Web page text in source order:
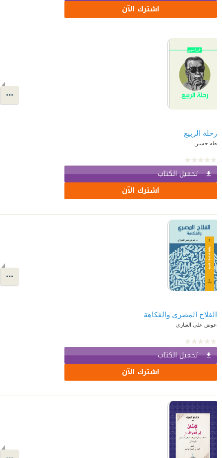
اشترك الآن
رحلة الربيع
طه حسين
تحميل الكتاب
اشترك الآن
الفلاح المصري والفكاهة
عوض على الغباري
تحميل الكتاب
اشترك الآن